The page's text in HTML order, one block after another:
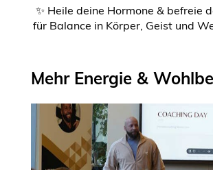
✨ Heile deine Hormone & befreie
für Balance in Körper, Geist und
Mehr Energie &